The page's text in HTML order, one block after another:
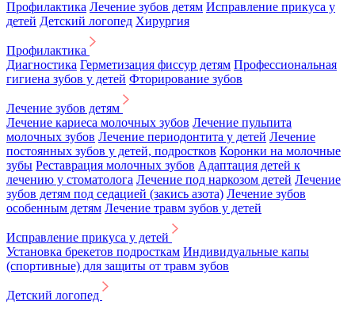
Профилактика Лечение зубов детям Исправление прикуса у
детей Детский логопед Хирургия
Профилактика
Диагностика Герметизация фиссур детям Профессиональная
гигиена зубов у детей Фторирование зубов
Лечение зубов детям
Лечение кариеса молочных зубов Лечение пульпита
молочных зубов Лечение периодонтита у детей Лечение
постоянных зубов у детей, подростков Коронки на молочные
зубы Реставрация молочных зубов Адаптация детей к
лечению у стоматолога Лечение под наркозом детей Лечение
зубов детям под седацией (закись азота) Лечение зубов
особенным детям Лечение травм зубов у детей
Исправление прикуса у детей
Установка брекетов подросткам Индивидуальные капы
(спортивные) для защиты от травм зубов
Детский логопед